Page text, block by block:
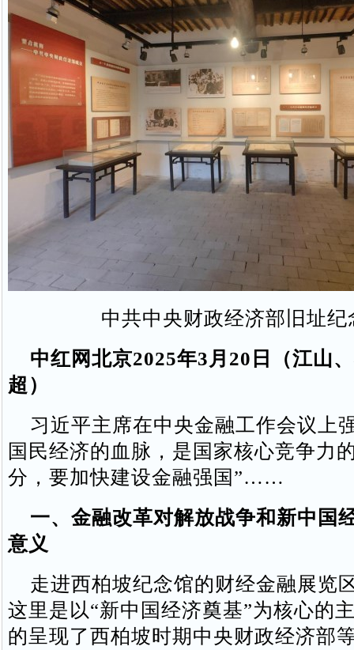
中共中央财政经济部旧址纪
中红网北京2025年3月20日（江山
超）
习近平主席在中央金融工作会议上
国民经济的血脉，是国家核心竞争力
分，要加快建设金融强国”……
一、金融改革对解放战争和新中国
意义
走进西柏坡纪念馆的财经金融展览
这里是以“新中国经济奠基”为核心的
的呈现了西柏坡时期中央财政经济部